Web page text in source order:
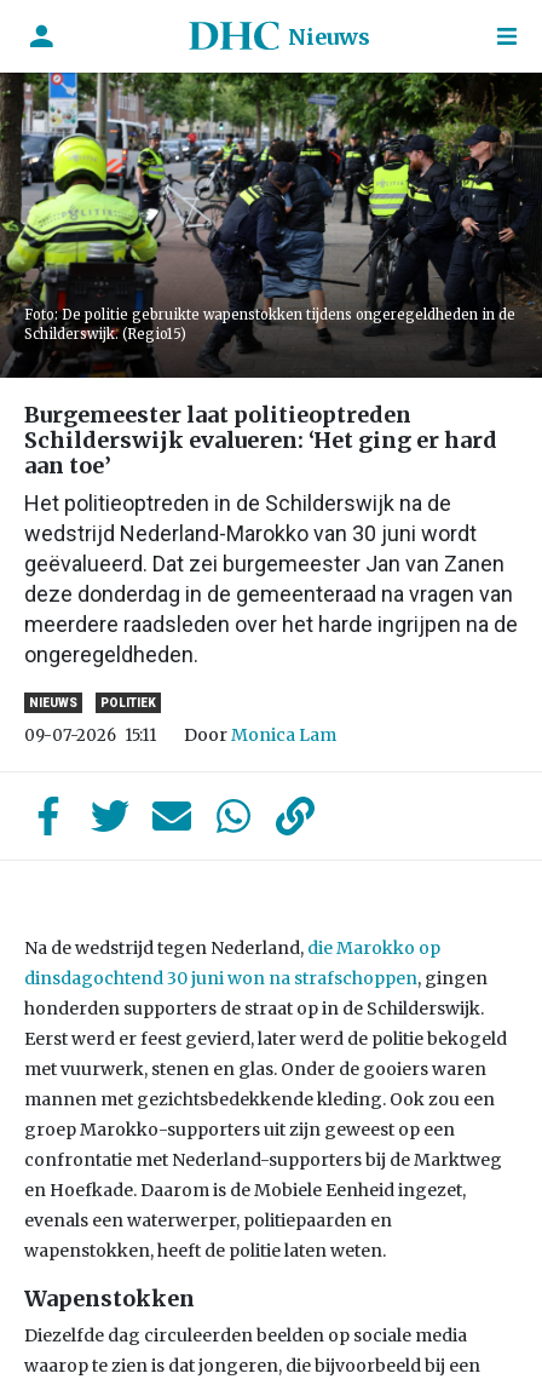
Nieuws
Foto: De politie gebruikte wapenstokken tijdens ongeregeldheden in de
Schilderswijk. (Regio15)
Burgemeester laat politieoptreden
Schilderswijk evalueren: ‘Het ging er hard
aan toe’
Het politieoptreden in de Schilderswijk na de
wedstrijd Nederland-Marokko van 30 juni wordt
geëvalueerd. Dat zei burgemeester Jan van Zanen
deze donderdag in de gemeenteraad na vragen van
meerdere raadsleden over het harde ingrijpen na de
ongeregeldheden.
NIEUWS POLITIEK
09-07-2026 15:11 DoorMonica Lam
Na de wedstrijd tegen Nederland, die Marokko op
dinsdagochtend 30 juni won na strafschoppen, gingen
honderden supporters de straat op in de Schilderswijk.
Eerst werd er feest gevierd, later werd de politie bekogeld
met vuurwerk, stenen en glas. Onder de gooiers waren
mannen met gezichtsbedekkende kleding. Ook zou een
groep Marokko-supporters uit zijn geweest op een
confrontatie met Nederland-supporters bij de Marktweg
en Hoefkade. Daarom is de Mobiele Eenheid ingezet,
evenals een waterwerper, politiepaarden en
wapenstokken, heeft de politie laten weten.
Wapenstokken
Diezelfde dag circuleerden beelden op sociale media
waarop te zien is dat jongeren, die bijvoorbeeld bij een